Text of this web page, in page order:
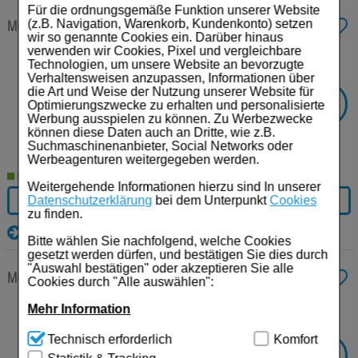
Für die ordnungsgemäße Funktion unserer Website
(z.B. Navigation, Warenkorb, Kundenkonto) setzen
wir so genannte Cookies ein. Darüber hinaus
verwenden wir Cookies, Pixel und vergleichbare
Technologien, um unsere Website an bevorzugte
Verhaltensweisen anzupassen, Informationen über
die Art und Weise der Nutzung unserer Website für
Optimierungszwecke zu erhalten und personalisierte
Werbung ausspielen zu können. Zu Werbezwecke
können diese Daten auch an Dritte, wie z.B.
Suchmaschinenanbieter, Social Networks oder
Werbeagenturen weitergegeben werden.
Weitergehende Informationen hierzu sind In unserer
Datenschutzerklärung bei dem UnterpunktCookies
zu finden.
Bitte wählen Sie nachfolgend, welche Cookies
gesetzt werden dürfen, und bestätigen Sie dies durch
"Auswahl bestätigen" oder akzeptieren Sie alle
Cookies durch "Alle auswählen":
Mehr Information
Technisch Notwendig:Hierbei handelt es sich um
Cookies, die für die Grundfunktionen unserer
Technisch erforderlich
Komfort
Schwangerschaft & Stillzeit
Homöopathie, Schüsslersalze & Bachblüten Original
Raucherentwöhnung
Gesundheit & Fitness
Kosmetika & Parfümerieartikel
Körperpflege
Tablettenspender & Tablettenteiler
Tierarzneimittel
Bonbons
Tee
MÖLLER'S Omega-3 Kids Fruchtgeschmack Öl250 mlÖl
Anbieter: Kyberg Pharma Vertriebs GmbH
Einheit: 250ml
Darreichungsform: Öl
PZN: 15638429
UVP: 16,99€³
14,44€¹
57,76 € pro 1 l
SIE SPAREN
-15%
IN DEN WARENKORB
Details
MÖLLER'S Omega-3 Zitrone Öl250 mlÖl
Darreichungsform:
SIE SPAREN